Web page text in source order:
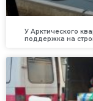
У Арктического
поддержка на